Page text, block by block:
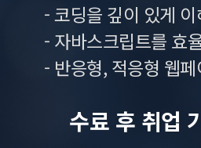
- 코딩을 깊이 있게
- 자바스크립트를 효
- 반응형, 적응형 웹
수료 후 취업